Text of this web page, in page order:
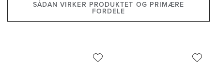
SÅDAN VIRKER PRODUKTET OG PRIMÆRE
FORDELE